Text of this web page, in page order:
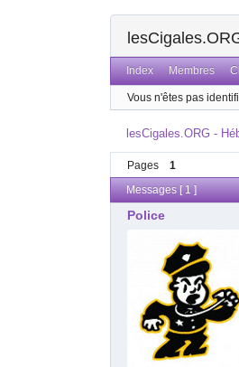
Index Membres
Vous n'êtes pas
lesCigales.ORG -
Pages 1
Messages [ 1 ]
Police